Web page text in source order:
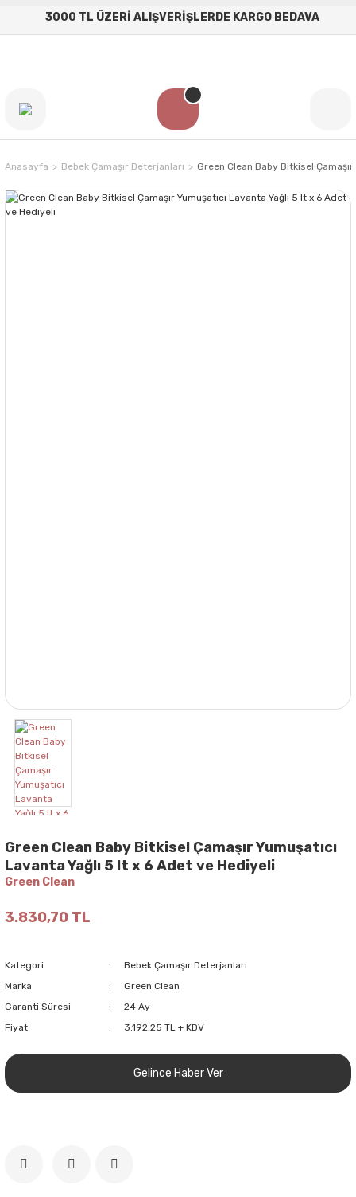
3000 TL ÜZERİ ALIŞVERİŞLERDE KARGO BEDAVA
Anasayfa Bebek Çamaşır Deterjanları Green Clean Baby Bitkisel
Green Clean Baby Bitkisel Çamaşır Yumuşatıcı
Lavanta Yağlı 5 lt x 6 Adet ve Hediyeli
Green Clean
3.830,70 TL
Kategori
Bebek Çamaşır Deterjanları
Marka
Green Clean
Garanti Süresi
24 Ay
Fiyat
3.192,25 TL + KDV
Gelince Haber Ver